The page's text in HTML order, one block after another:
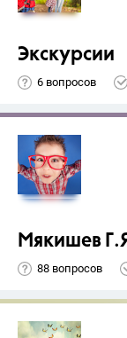
Экскурсии
6 вопросов
Мякишев
88 вопросов